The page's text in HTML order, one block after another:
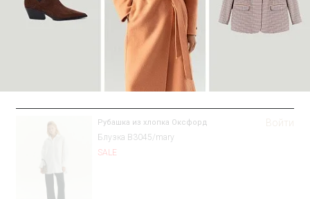
Рубашка из хлопка Оксфорд
Блузка B3045/mary
SALE
Войти